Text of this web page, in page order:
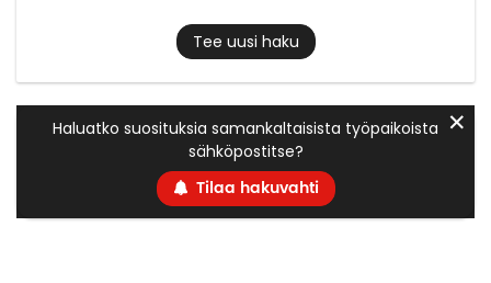
Tee uusi haku
Haluatko suosituksia samankaltaisista työpaikoista
sähköpostitse?
Tilaa hakuvahti
✕